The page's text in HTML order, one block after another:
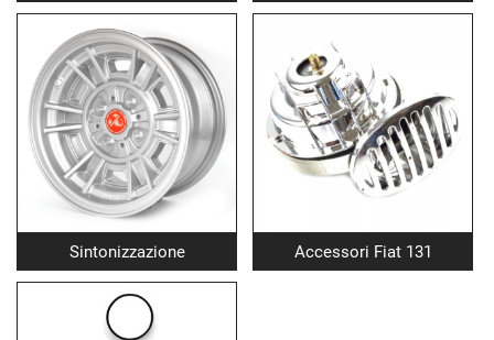
Sintonizzazione Accessori Fiat 131